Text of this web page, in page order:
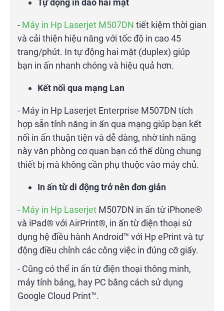
Tự động in đảo hai mặt
- Máy in Hp Laserjet M507DN tiết kiệm thời gian
và cải thiện hiệu năng với tốc độ in cao 45
trang/phút. In tự động hai mặt (duplex) giúp
bạn in ấn nhanh chóng và hiệu quả hơn.
Kết nối qua mạng Lan
- Máy in Hp Laserjet Enterprise M507DN tích
hợp sẵn tính năng in ấn qua mạng giúp bạn kết
nối in ấn thuận tiện và dễ dàng, nhờ tính năng
này văn phòng cơ quan bạn có thể dùng chung
thiết bị mà không cần phụ thuộc vào máy chủ.
In ấn từ di động trở nên đơn giản
- Máy in Hp Laserjet M507DN in ấn từ iPhone®
và iPad® với AirPrint®, in ấn từ điện thoại sử
dụng hệ điều hành Android™ với Hp ePrint và tự
động điều chỉnh các công việc in đúng cỡ giấy.
- Cũng có thể in ấn từ điện thoại thông minh,
máy tính bảng, hay PC bằng cách sử dụng
Google Cloud Print™.